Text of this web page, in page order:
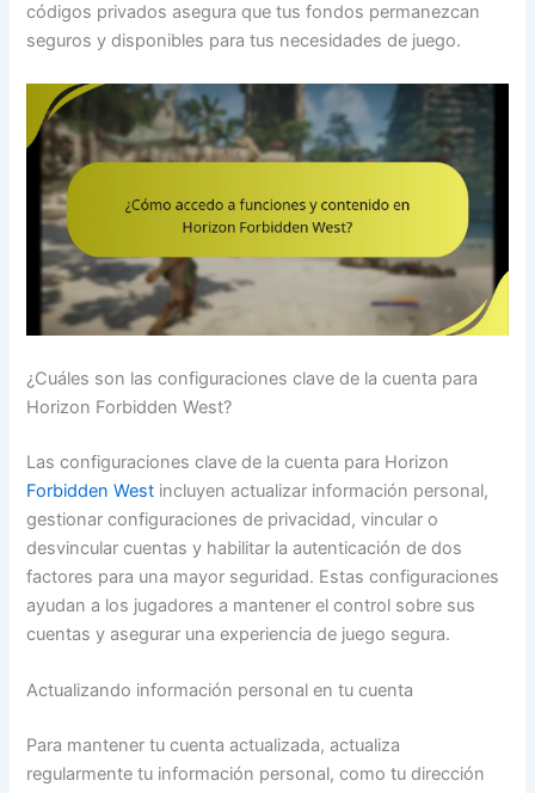
códigos privados asegura que tus fondos permanezcan
seguros y disponibles para tus necesidades de juego.
¿Cuáles son las configuraciones clave de la cuenta para
Horizon Forbidden West?
Las configuraciones clave de la cuenta para Horizon
Forbidden West incluyen actualizar información personal,
gestionar configuraciones de privacidad, vincular o
desvincular cuentas y habilitar la autenticación de dos
factores para una mayor seguridad. Estas configuraciones
ayudan a los jugadores a mantener el control sobre sus
cuentas y asegurar una experiencia de juego segura.
Actualizando información personal en tu cuenta
Para mantener tu cuenta actualizada, actualiza
regularmente tu información personal, como tu dirección